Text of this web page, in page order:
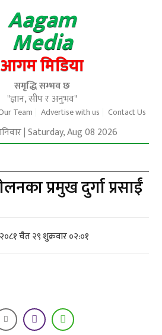
Aagam
Media
आगम मिडिया
समृद्धि सम्भव छ
"ज्ञान, सीप र अनुभव"
Team Advertise with us Contact Us
|Saturday, Aug 08 2026
प्रमुख दुर्गा प्रसाईं
२०८१ चैत २९ शुक्रवार ०२:०१